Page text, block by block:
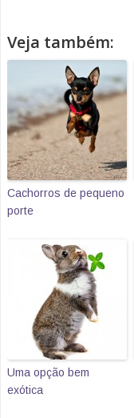
Veja também:
Cachorros de pequeno
porte
Uma opção bem
exótica